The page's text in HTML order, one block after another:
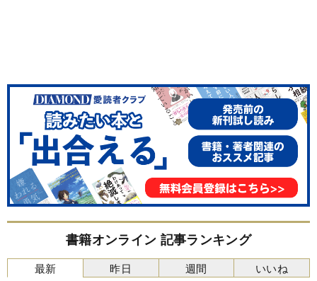
書籍オンライン 記事ランキング
最新 昨日 週間 いいね